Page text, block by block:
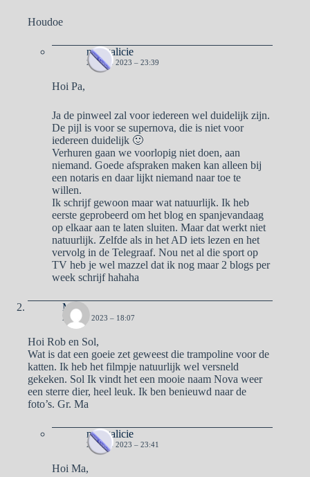
Houdoe
naargalicie
27 JUNI 2023 – 23:39
Hoi Pa,
Ja de pinweel zal voor iedereen wel duidelijk zijn.
De pijl is voor se supernova, die is niet voor
iedereen duidelijk 🙂
Verhuren gaan we voorlopig niet doen, aan
niemand. Goede afspraken maken kan alleen bij
een notaris en daar lijkt niemand naar toe te
willen.
Ik schrijf gewoon maar wat natuurlijk. Ik heb
eerste geprobeerd om het blog en spanjevandaag
op elkaar aan te laten sluiten. Maar dat werkt niet
natuurlijk. Zelfde als in het AD iets lezen en het
vervolg in de Telegraaf. Nou net al die sport op
TV heb je wel mazzel dat ik nog maar 2 blogs per
week schrijf hahaha
Ma
27 JUNI 2023 – 18:07
Hoi Rob en Sol,
Wat is dat een goeie zet geweest die trampoline voor de
katten. Ik heb het filmpje natuurlijk wel versneld
gekeken. Sol Ik vindt het een mooie naam Nova weer
een sterre dier, heel leuk. Ik ben benieuwd naar de
foto’s. Gr. Ma
naargalicie
27 JUNI 2023 – 23:41
Hoi Ma,